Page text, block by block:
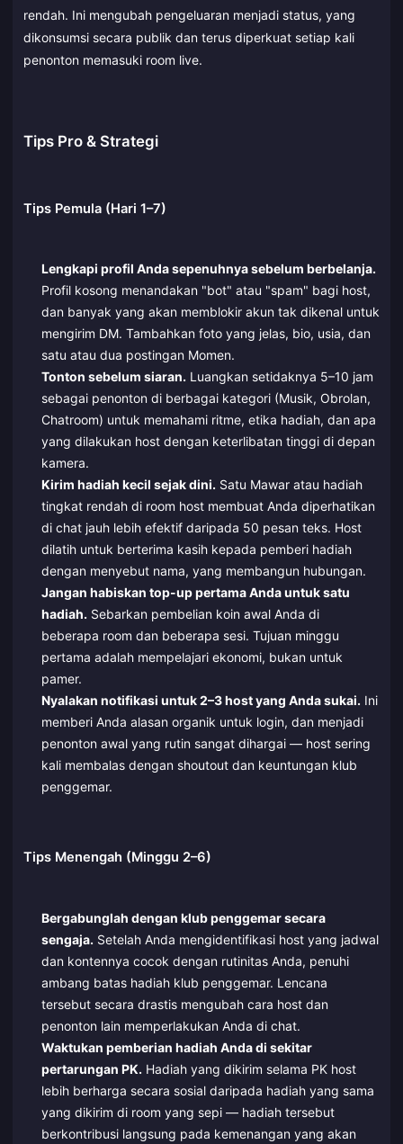
rendah. Ini mengubah pengeluaran menjadi status, yang
dikonsumsi secara publik dan terus diperkuat setiap kali
penonton memasuki room live.
Tips Pro & Strategi
Tips Pemula (Hari 1–7)
Lengkapi profil Anda sepenuhnya sebelum berbelanja.
Profil kosong menandakan "bot" atau "spam" bagi host,
dan banyak yang akan memblokir akun tak dikenal untuk
mengirim DM. Tambahkan foto yang jelas, bio, usia, dan
satu atau dua postingan Momen.
Tonton sebelum siaran. Luangkan setidaknya 5–10 jam
sebagai penonton di berbagai kategori (Musik, Obrolan,
Chatroom) untuk memahami ritme, etika hadiah, dan apa
yang dilakukan host dengan keterlibatan tinggi di depan
kamera.
Kirim hadiah kecil sejak dini. Satu Mawar atau hadiah
tingkat rendah di room host membuat Anda diperhatikan
di chat jauh lebih efektif daripada 50 pesan teks. Host
dilatih untuk berterima kasih kepada pemberi hadiah
dengan menyebut nama, yang membangun hubungan.
Jangan habiskan top-up pertama Anda untuk satu
hadiah. Sebarkan pembelian koin awal Anda di
beberapa room dan beberapa sesi. Tujuan minggu
pertama adalah mempelajari ekonomi, bukan untuk
pamer.
Nyalakan notifikasi untuk 2–3 host yang Anda sukai. Ini
memberi Anda alasan organik untuk login, dan menjadi
penonton awal yang rutin sangat dihargai — host sering
kali membalas dengan shoutout dan keuntungan klub
penggemar.
Tips Menengah (Minggu 2–6)
Bergabunglah dengan klub penggemar secara
sengaja. Setelah Anda mengidentifikasi host yang jadwal
dan kontennya cocok dengan rutinitas Anda, penuhi
ambang batas hadiah klub penggemar. Lencana
tersebut secara drastis mengubah cara host dan
penonton lain memperlakukan Anda di chat.
Waktukan pemberian hadiah Anda di sekitar
pertarungan PK. Hadiah yang dikirim selama PK host
lebih berharga secara sosial daripada hadiah yang sama
yang dikirim di room yang sepi — hadiah tersebut
berkontribusi langsung pada kemenangan yang akan